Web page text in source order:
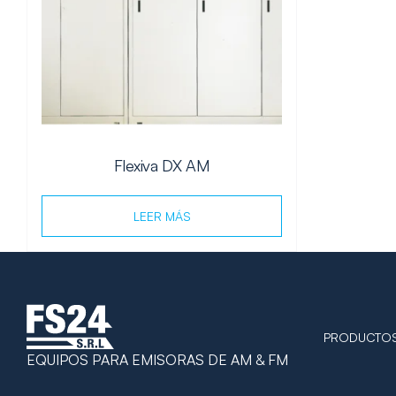
Flexiva DX AM
LEER MÁS
EQUIPOS PARA EMISORAS DE AM & FM